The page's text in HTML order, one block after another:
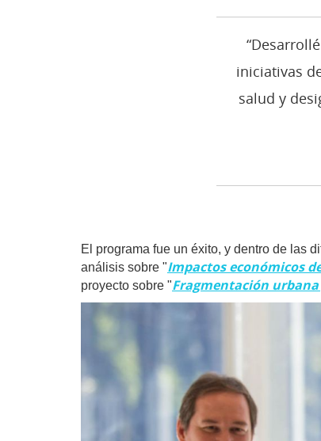
iniciativas
salud y
El programa fue un éxito, y dentro de las
análisis sobre "Impactos económicos
proyecto sobre "Fragmentación